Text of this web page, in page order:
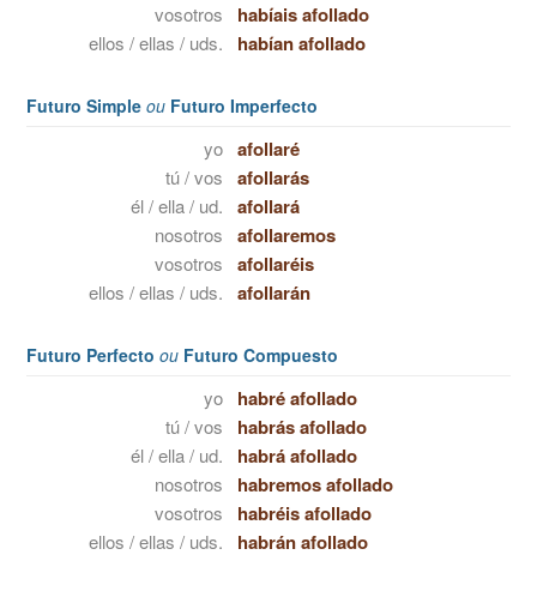
vosotros habíais afollado
ellos / ellas / uds. habían afollado
Futuro Simple ou Futuro Imperfecto
yo afollaré
tú / vos afollarás
él / ella / ud. afollará
nosotros afollaremos
vosotros afollaréis
ellos / ellas / uds. afollarán
Futuro Perfecto ou Futuro Compuesto
yo habré afollado
tú / vos habrás afollado
él / ella / ud. habrá afollado
nosotros habremos afollado
vosotros habréis afollado
ellos / ellas / uds. habrán afollado